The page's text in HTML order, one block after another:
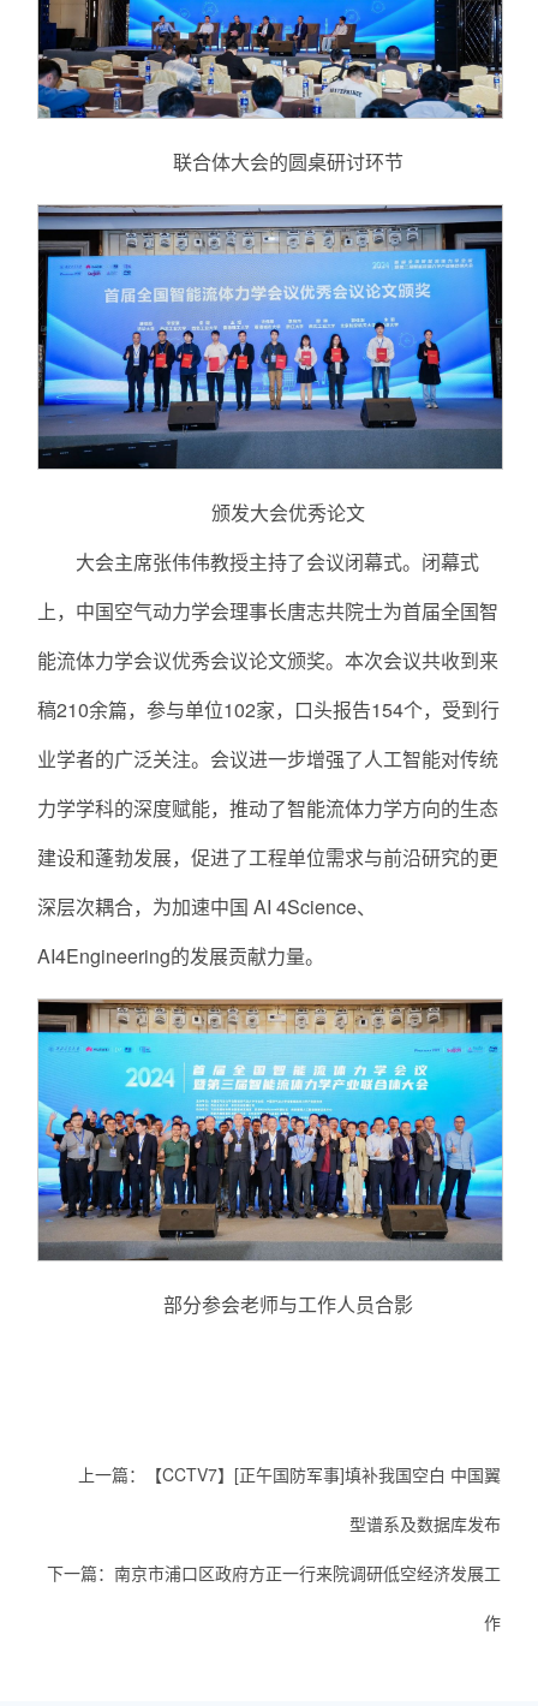
联合体大会的圆桌研讨环节
颁发大会优秀论文
大会主席张伟伟教授主持了会议闭幕式。闭幕式
上，中国空气动力学会理事长唐志共院士为首届全国智
能流体力学会议优秀会议论文颁奖。本次会议共收到来
稿210余篇，参与单位102家，口头报告154个，受到行
业学者的广泛关注。会议进一步增强了人工智能对传统
力学学科的深度赋能，推动了智能流体力学方向的生态
建设和蓬勃发展，促进了工程单位需求与前沿研究的更
深层次耦合，为加速中国 AI 4Science、
AI4Engineering的发展贡献力量。
部分参会老师与工作人员合影
上一篇： 【CCTV7】[正午国防军事]填补我国空白 中国翼
型谱系及数据库发布
下一篇：南京市浦口区政府方正一行来院调研低空经济发展工
作